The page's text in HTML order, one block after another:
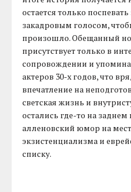
остается только
закадровым голосом,
произошло. Обещанный
присутствует только в
сопровождении и
актеров 30-х годов, что
впечатление на
светская жизнь и
остались где-то на
алленовский юмор на
экзистенциализма и
списку.